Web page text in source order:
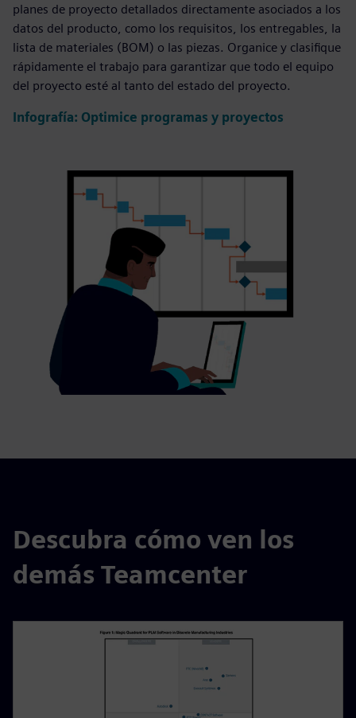
planes de proyecto detallados directamente asociados a los
datos del producto, como los requisitos, los entregables, la
lista de materiales (BOM) o las piezas. Organice y clasifique
rápidamente el trabajo para garantizar que todo el equipo
del proyecto esté al tanto del estado del proyecto.
Infografía: Optimice programas y proyectos
Descubra cómo ven los
demás Teamcenter